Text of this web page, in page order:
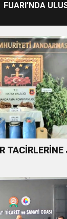
FUARI’NDA
BAŞLADI